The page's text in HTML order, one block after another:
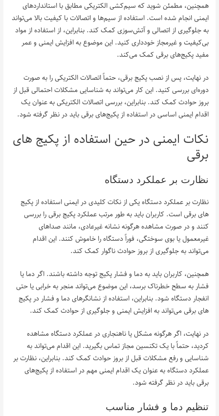
همچنین، مطمئن شوید که سیم‌کشی الکتریکی مطابق با استانداردهای
ایمنی انجام شده است. استفاده از سیم‌ها و اتصالات با کیفیت بالا می‌تواند
به جلوگیری از اتصالی و آتش‌سوزی کمک کند. بنابراین، از استفاده از مواد
بی‌کیفیت و غیرمجاز خودداری کنید. این موضوع به افزایش ایمنی و عمر
مفید پکیج‌های برقی کمک می‌کند.
در نهایت، پس از نصب پکیج برقی، حتماً اتصالات الکتریکی را به صورت
دوره‌ای بررسی کنید. این کار می‌تواند به شناسایی مشکلات احتمالی قبل از
بروز حوادث کمک کند. بنابراین، بررسی اتصالات الکتریکی به عنوان یک
اقدام ایمنی اساسی در استفاده از پکیج‌های برقی باید در نظر گرفته شود.
نکات ایمنی در حین استفاده از پکیج‌ های
برقی
نظارت بر عملکرد دستگاه
نظارت بر عملکرد دستگاه یکی از نکات کلیدی در ایمنی استفاده از پکیج‌
های برقی است. کاربران باید به طور مرتب عملکرد پکیج برقی را بررسی
کنند و در صورت مشاهده هرگونه نشانه غیرعادی، مانند صداهای
غیرمعمول یا بوی سوختگی، فوراً دستگاه را خاموش کنند. این اقدام
می‌تواند به جلوگیری از بروز حوادث ناگوار کمک کند.
همچنین، کاربران باید به دما و فشار پکیج توجه داشته باشند. اگر دما یا
فشار به سطح خطرناک برسد، این موضوع می‌تواند منجر به خرابی یا حتی
انفجار دستگاه شود. بنابراین، استفاده از نشانگرهای دما و فشار در پکیج‌
های برقی می‌تواند به افزایش ایمنی و جلوگیری از حوادث کمک کند.
در نهایت، اگر هرگونه مشکل یا ناهنجاری در عملکرد دستگاه مشاهده
کردید، حتماً با یک تکنسین مجاز تماس بگیرید. این اقدام می‌تواند به
شناسایی و رفع مشکلات قبل از بروز حوادث کمک کند. بنابراین، نظارت بر
عملکرد دستگاه به عنوان یک اقدام ایمنی مهم در استفاده از پکیج‌های
برقی باید در نظر گرفته شود.
تنظیم دما و فشار مناسب